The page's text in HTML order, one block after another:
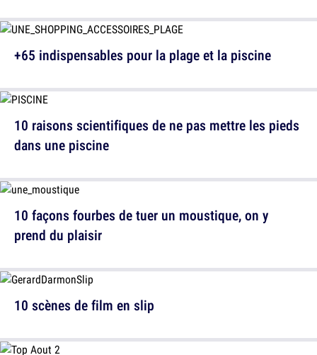
+65 indispensables pour la plage et la piscine
10 façons fourbes de tuer un moustique, on y
prend du plaisir
10 raisons scientifiques de ne pas mettre les pieds
dans une piscine
10 scènes de film en slip